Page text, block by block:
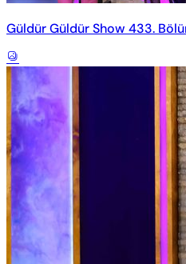
Güldür Güldür Show 433.